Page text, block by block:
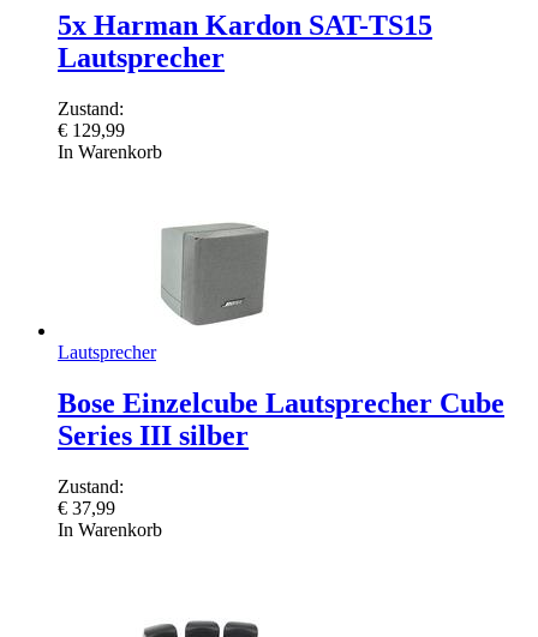
5x Harman Kardon SAT-TS15
Lautsprecher
Zustand:
€ 129,99
In Warenkorb
Lautsprecher
Bose Einzelcube Lautsprecher Cube
Series III silber
Zustand:
€ 37,99
In Warenkorb